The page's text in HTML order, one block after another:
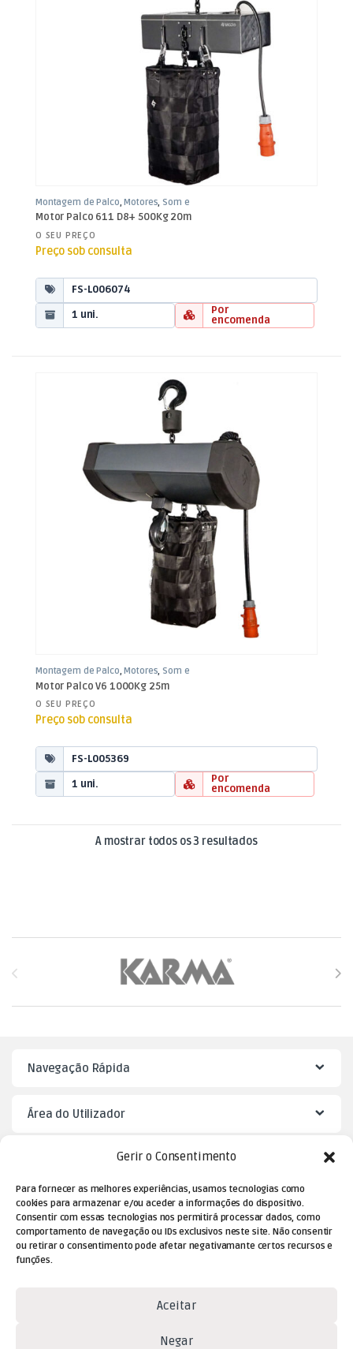
Gerir o Consentimento
Para fornecer as melhores experiências, usamos tecnologias como
cookies para armazenar e/ou aceder a informações do dispositivo.
Consentir com essas tecnologias nos permitirá processar dados, como
comportamento de navegação ou IDs exclusivos neste site. Não consentir
ou retirar o consentimento pode afetar negativamante certos recursos e
funções.
Aceitar
Negar
Montagem de Palco,Motores, Som e
Luz
Motor Palco 611 D8+ 500Kg 20m
O SEU PREÇO
Preço sob consulta
FS-L006074
1 uni.
Por
encomenda
Montagem de Palco,Motores, Som e
Motor Palco V6 1000Kg 25m
O SEU PREÇO
Preço sob consulta
FS-L005369
1 uni.
Por
encomenda
A mostrar todos os 3 resultadosOrdenado por
Brands Carousel
Navegação Rápida
Área do Utilizador
Dúvidas? Contacte-nos!